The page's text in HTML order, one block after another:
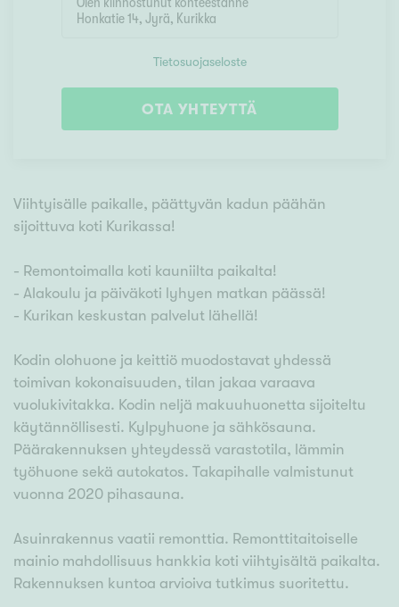
Tietosuojaseloste
OTA YHTEYTTÄ
Viihtyisälle paikalle, päättyvän kadun päähän
sijoittuva koti Kurikassa!
- Remontoimalla koti kauniilta paikalta!
- Alakoulu ja päiväkoti lyhyen matkan päässä!
- Kurikan keskustan palvelut lähellä!
Kodin olohuone ja keittiö muodostavat yhdessä
toimivan kokonaisuuden, tilan jakaa varaava
vuolukivitakka. Kodin neljä makuuhuonetta sijoiteltu
käytännöllisesti. Kylpyhuone ja sähkösauna.
Päärakennuksen yhteydessä varastotila, lämmin
työhuone sekä autokatos. Takapihalle valmistunut
vuonna 2020 pihasauna.
Asuinrakennus vaatii remonttia. Remonttitaitoiselle
mainio mahdollisuus hankkia koti viihtyisältä paikalta.
Rakennuksen kuntoa arvioiva tutkimus suoritettu.